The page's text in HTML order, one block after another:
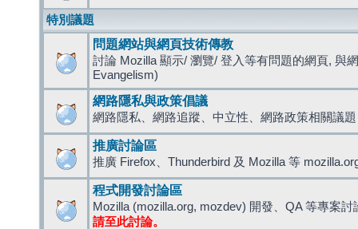
特別議題
問題網站與網頁技術傳教
討論 Mozilla 顯示/ 瀏覽/ 登入等有問題的網頁, 與
Evangelism)
網路隱私與政策倡議
網路隱私、網路追蹤、中立性、網路政策相關議題
推廣討論區
推廣 Firefox、Thunderbird 及 Mozilla 等
程式開發討論區
Mozilla (mozilla.org, mozdev) 開發、QA 等專案討
請至此討論。